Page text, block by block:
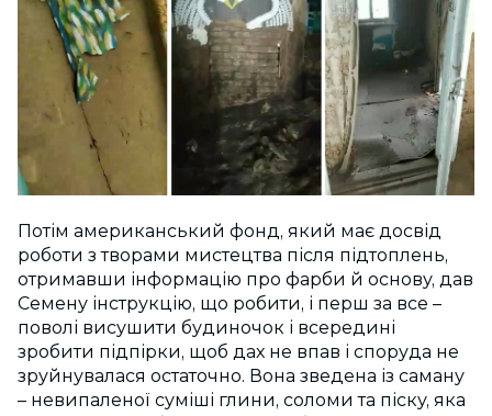
Потім американський фонд, який має досвід
роботи з творами мистецтва після підтоплень,
отримавши інформацію про фарби й основу, дав
Семену інструкцію, що робити, і перш за все –
поволі висушити будиночок і всередині
зробити підпірки, щоб дах не впав і споруда не
зруйнувалася остаточно. Вона зведена із саману
– невипаленої суміші глини, соломи та піску, яка